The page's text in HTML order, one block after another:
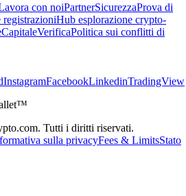
con noiPartnerSicurezzaProva di
registrazioniHub esplorazione crypto-
CapitaleVerificaPolitica sui conflitti di
InstagramFacebookLinkedinTradingView
Tutti i diritti riservati.
sulla privacyFees & LimitsStato